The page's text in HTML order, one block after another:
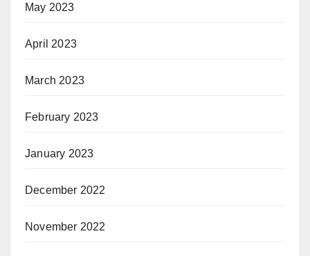
May 2023
April 2023
March 2023
February 2023
January 2023
December 2022
November 2022